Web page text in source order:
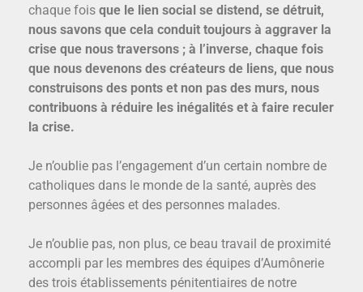
chaque fois que le lien social se distend, se détruit,
nous savons que cela conduit toujours à aggraver la
crise que nous traversons ; à l’inverse, chaque fois
que nous devenons des créateurs de liens, que nous
construisons des ponts et non pas des murs, nous
contribuons à réduire les inégalités et à faire reculer
la crise.
Je n’oublie pas l’engagement d’un certain nombre de
catholiques dans le monde de la santé, auprès des
personnes âgées et des personnes malades.
Je n’oublie pas, non plus, ce beau travail de proximité
accompli par les membres des équipes d’Aumônerie
des trois établissements pénitentiaires de notre